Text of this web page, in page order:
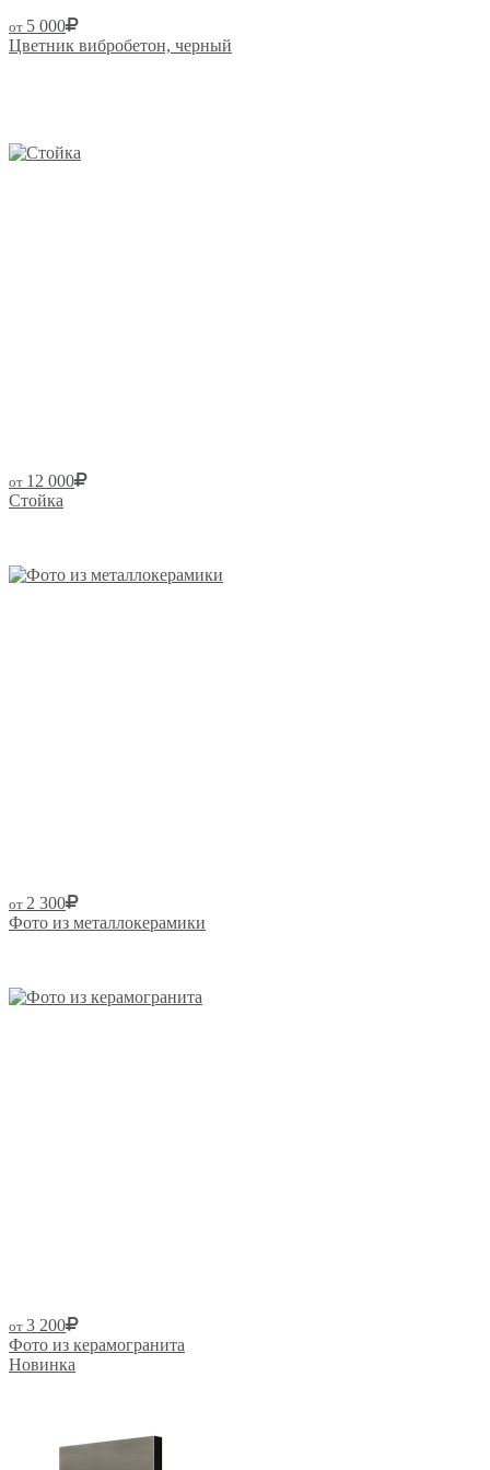
от 5 000
Цветник вибробетон, черный
от 12 000
Стойка
от 2 300
Фото из металлокерамики
от 3 200
Фото из керамогранита
Новинка